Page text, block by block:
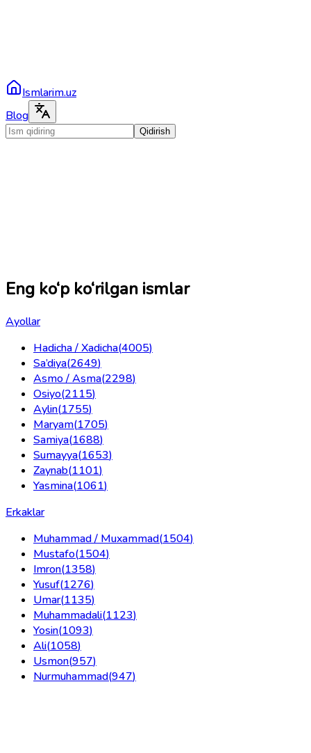
Ismlarim.uz
Blog
Qidirish
Eng ko‘p ko‘rilgan ismlar
Ayollar
Hadicha / Xadicha(4005)
Sa’diya(2649)
Asmo / Asma(2298)
Osiyo(2115)
Aylin(1755)
Maryam(1705)
Samiya(1688)
Sumayya(1653)
Zaynab(1101)
Yasmina(1061)
Erkaklar
Muhammad / Muxammad(1504)
Mustafo(1504)
Imron(1358)
Yusuf(1276)
Umar(1135)
Muhammadali(1123)
Yosin(1093)
Ali(1058)
Usmon(957)
Nurmuhammad(947)